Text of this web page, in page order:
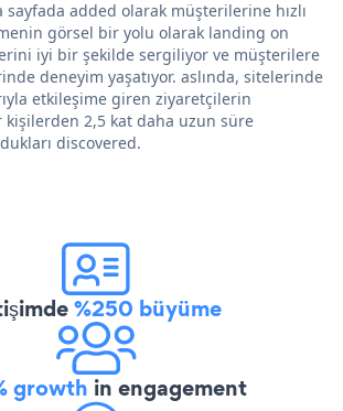
added olarak müşterilerine hızlı
görsel bir yolu olarak landing on
iyi bir şekilde sergiliyor ve müşterilere
deneyim yaşatıyor. aslında, sitelerinde
etkileşime giren ziyaretçilerin
2,5 kat daha uzun süre
discovered.
%250 büyüme
growth in engagement